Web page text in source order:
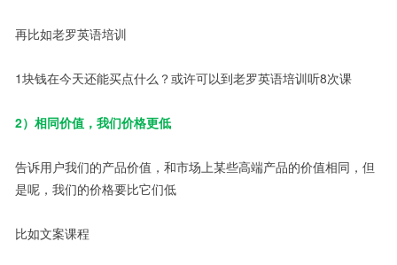
再比如老罗英语培训
1块钱在今天还能买点什么？或许可以到老罗英语培训听8次课
2）相同价值，我们价格更低
告诉用户我们的产品价值，和市场上某些高端产品的价值相同，但
是呢，我们的价格要比它们低
比如文案课程